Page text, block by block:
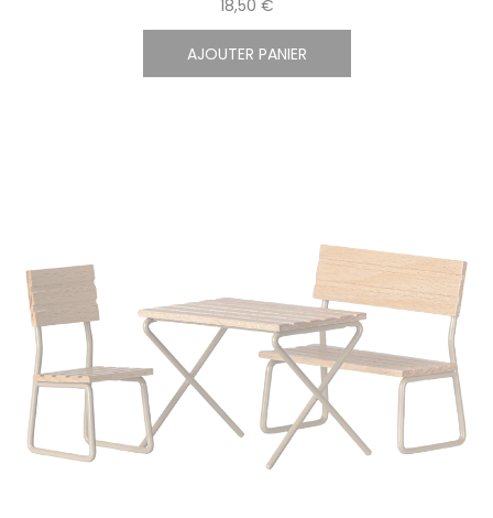
18,50 €
AJOUTER PANIER